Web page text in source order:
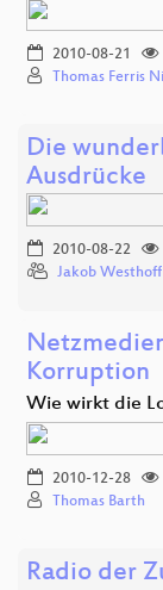
2010-08-21
Thomas Ferris
Die
Ausdrücke
2010-08-22
Jakob Westhoff
Korruption
Wie wirkt die
2010-12-28
Thomas Barth
Radio der